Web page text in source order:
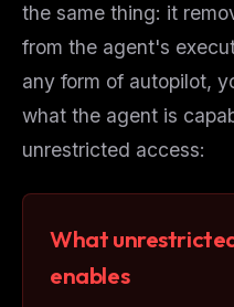
the same thing: it
from the agent's
any form of autopilot,
what the agent is
unrestricted access:
What
enables